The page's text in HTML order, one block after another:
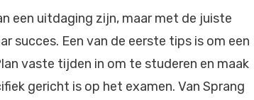
een uitdaging zijn, maar met de juiste
succes. Een van de eerste tips is om een
vaste tijden in om te studeren en maak
gericht is op het examen. Van Sprang